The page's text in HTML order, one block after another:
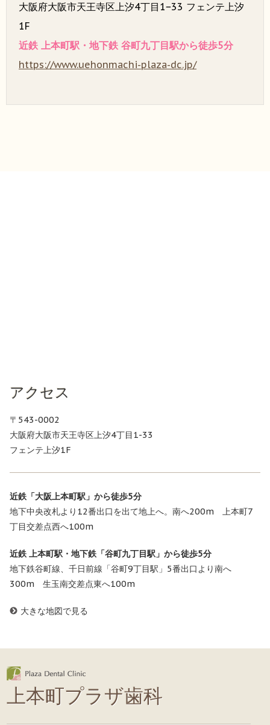
大阪府大阪市天王寺区上汐4丁目1−33 フェンテ上汐
1F
近鉄 上本町駅・地下鉄 谷町九丁目駅から徒歩5分
https://www.uehonmachi-plaza-dc.jp/
アクセス
〒543-0002
大阪府大阪市天王寺区上汐4丁目1-33
フェンテ上汐1F
近鉄「大阪上本町駅」から徒歩5分
地下中央改札より12番出口を出て地上へ。南へ200m 上本町7
丁目交差点西へ100m
近鉄 上本町駅・地下鉄「谷町九丁目駅」から徒歩5分
地下鉄谷町線、千日前線「谷町9丁目駅」5番出口より南へ
300m 生玉南交差点東へ100m
大きな地図で見る
上本町プラザ歯科